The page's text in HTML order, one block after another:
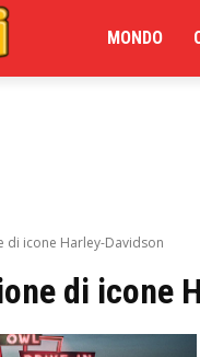
MONDO
di icone Harley-Davidson
di icone